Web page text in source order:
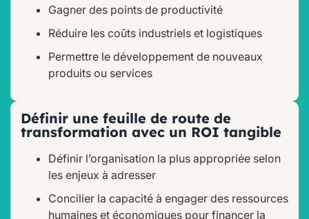
Gagner des points de productivité
Réduire les coûts industriels et logistiques
Permettre le développement de nouveaux
produits ou services
Définir une feuille de route de
transformation avec un ROI tangible
Définir l’organisation la plus appropriée selon
les enjeux à adresser
Concilier la capacité à engager des ressources
humaines et économiques pour financer la